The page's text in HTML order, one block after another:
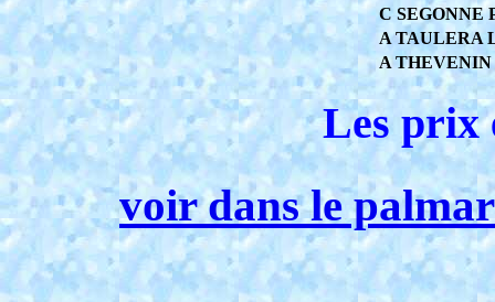
C SEGONNE
A TAULERA
A THEVENIN
Les prix
voir dans le